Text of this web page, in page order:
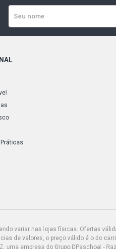
variar nas lojas físicas. Ofertas
de valores, o preço válido é o do
uma empresa do Grupo DPaschoal -